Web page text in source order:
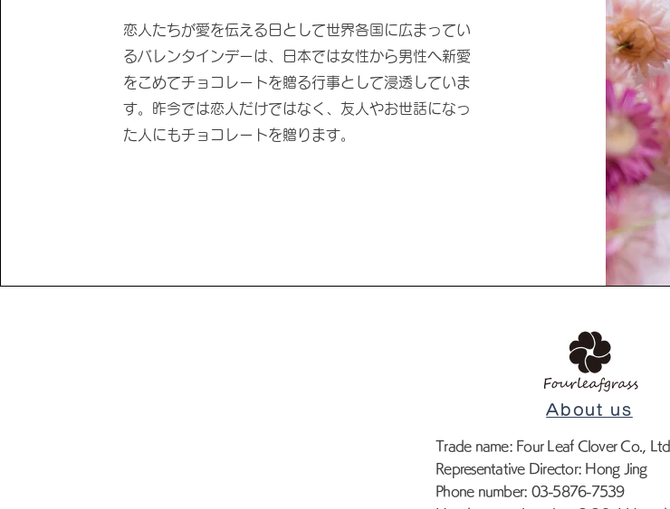
恋人たちが愛を伝える日として世界各国に広まってい
るバレンタインデーは、日本では女性から男性へ新愛
をこめてチョコレートを贈る行事として浸透していま
す。昨今では恋人だけではなく、友人やお世話になっ
た人にもチョコレートを贈ります。
About us
Trade name: Four Leaf Clover Co., Ltd.
Representative Director: Hong Jing
Phone number: 03-5876-7539